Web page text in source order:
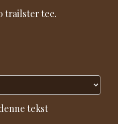
trailster tee.
tekst